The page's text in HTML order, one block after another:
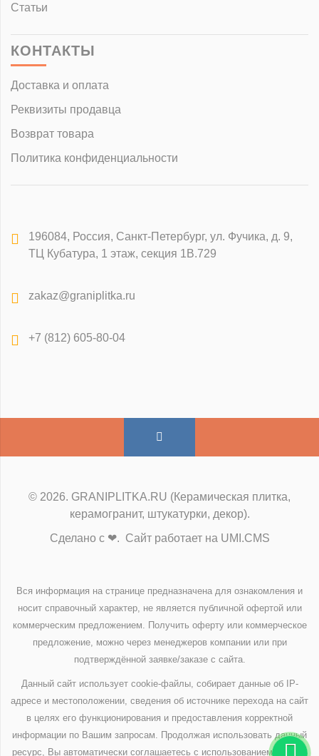
Статьи
КОНТАКТЫ
Доставка и оплата
Реквизиты продавца
Возврат товара
Политика конфиденциальности
196084, Россия, Санкт-Петербург, ул. Фучика, д. 9,
ТЦ Кубатура, 1 этаж, секция 1В.729
zakaz@graniplitka.ru
+7 (812) 605-80-04
© 2026. GRANIPLITKA.RU (Керамическая плитка,
керамогранит, штукатурки, декор).
Сделано с ❤. Сайт работает на UMI.CMS
Вся информация на странице предназначена для ознакомления и
носит справочный характер, не является публичной офертой или
коммерческим предложением. Получить оферту или коммерческое
предложение, можно через менеджеров компании или при
подтверждённой заявке/заказе с сайта.
Данный сайт использует cookie-файлы, собирает данные об IP-
адресе и местоположении, сведения об источнике перехода на сайт
в целях его функционирования и предоставления корректной
информации по Вашим запросам. Продолжая использовать данный
ресурс, Вы автоматически соглашаетесь с использованием данных